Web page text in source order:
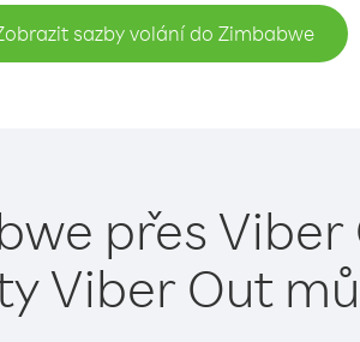
sazby volání do Zimbabwe
přes Viber
Viber Out